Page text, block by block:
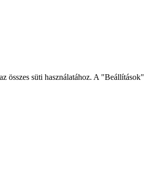
összes süti használatához. A "Beállítások"